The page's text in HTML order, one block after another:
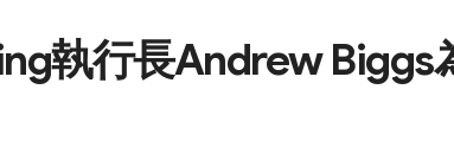
執行長Andrew Biggs